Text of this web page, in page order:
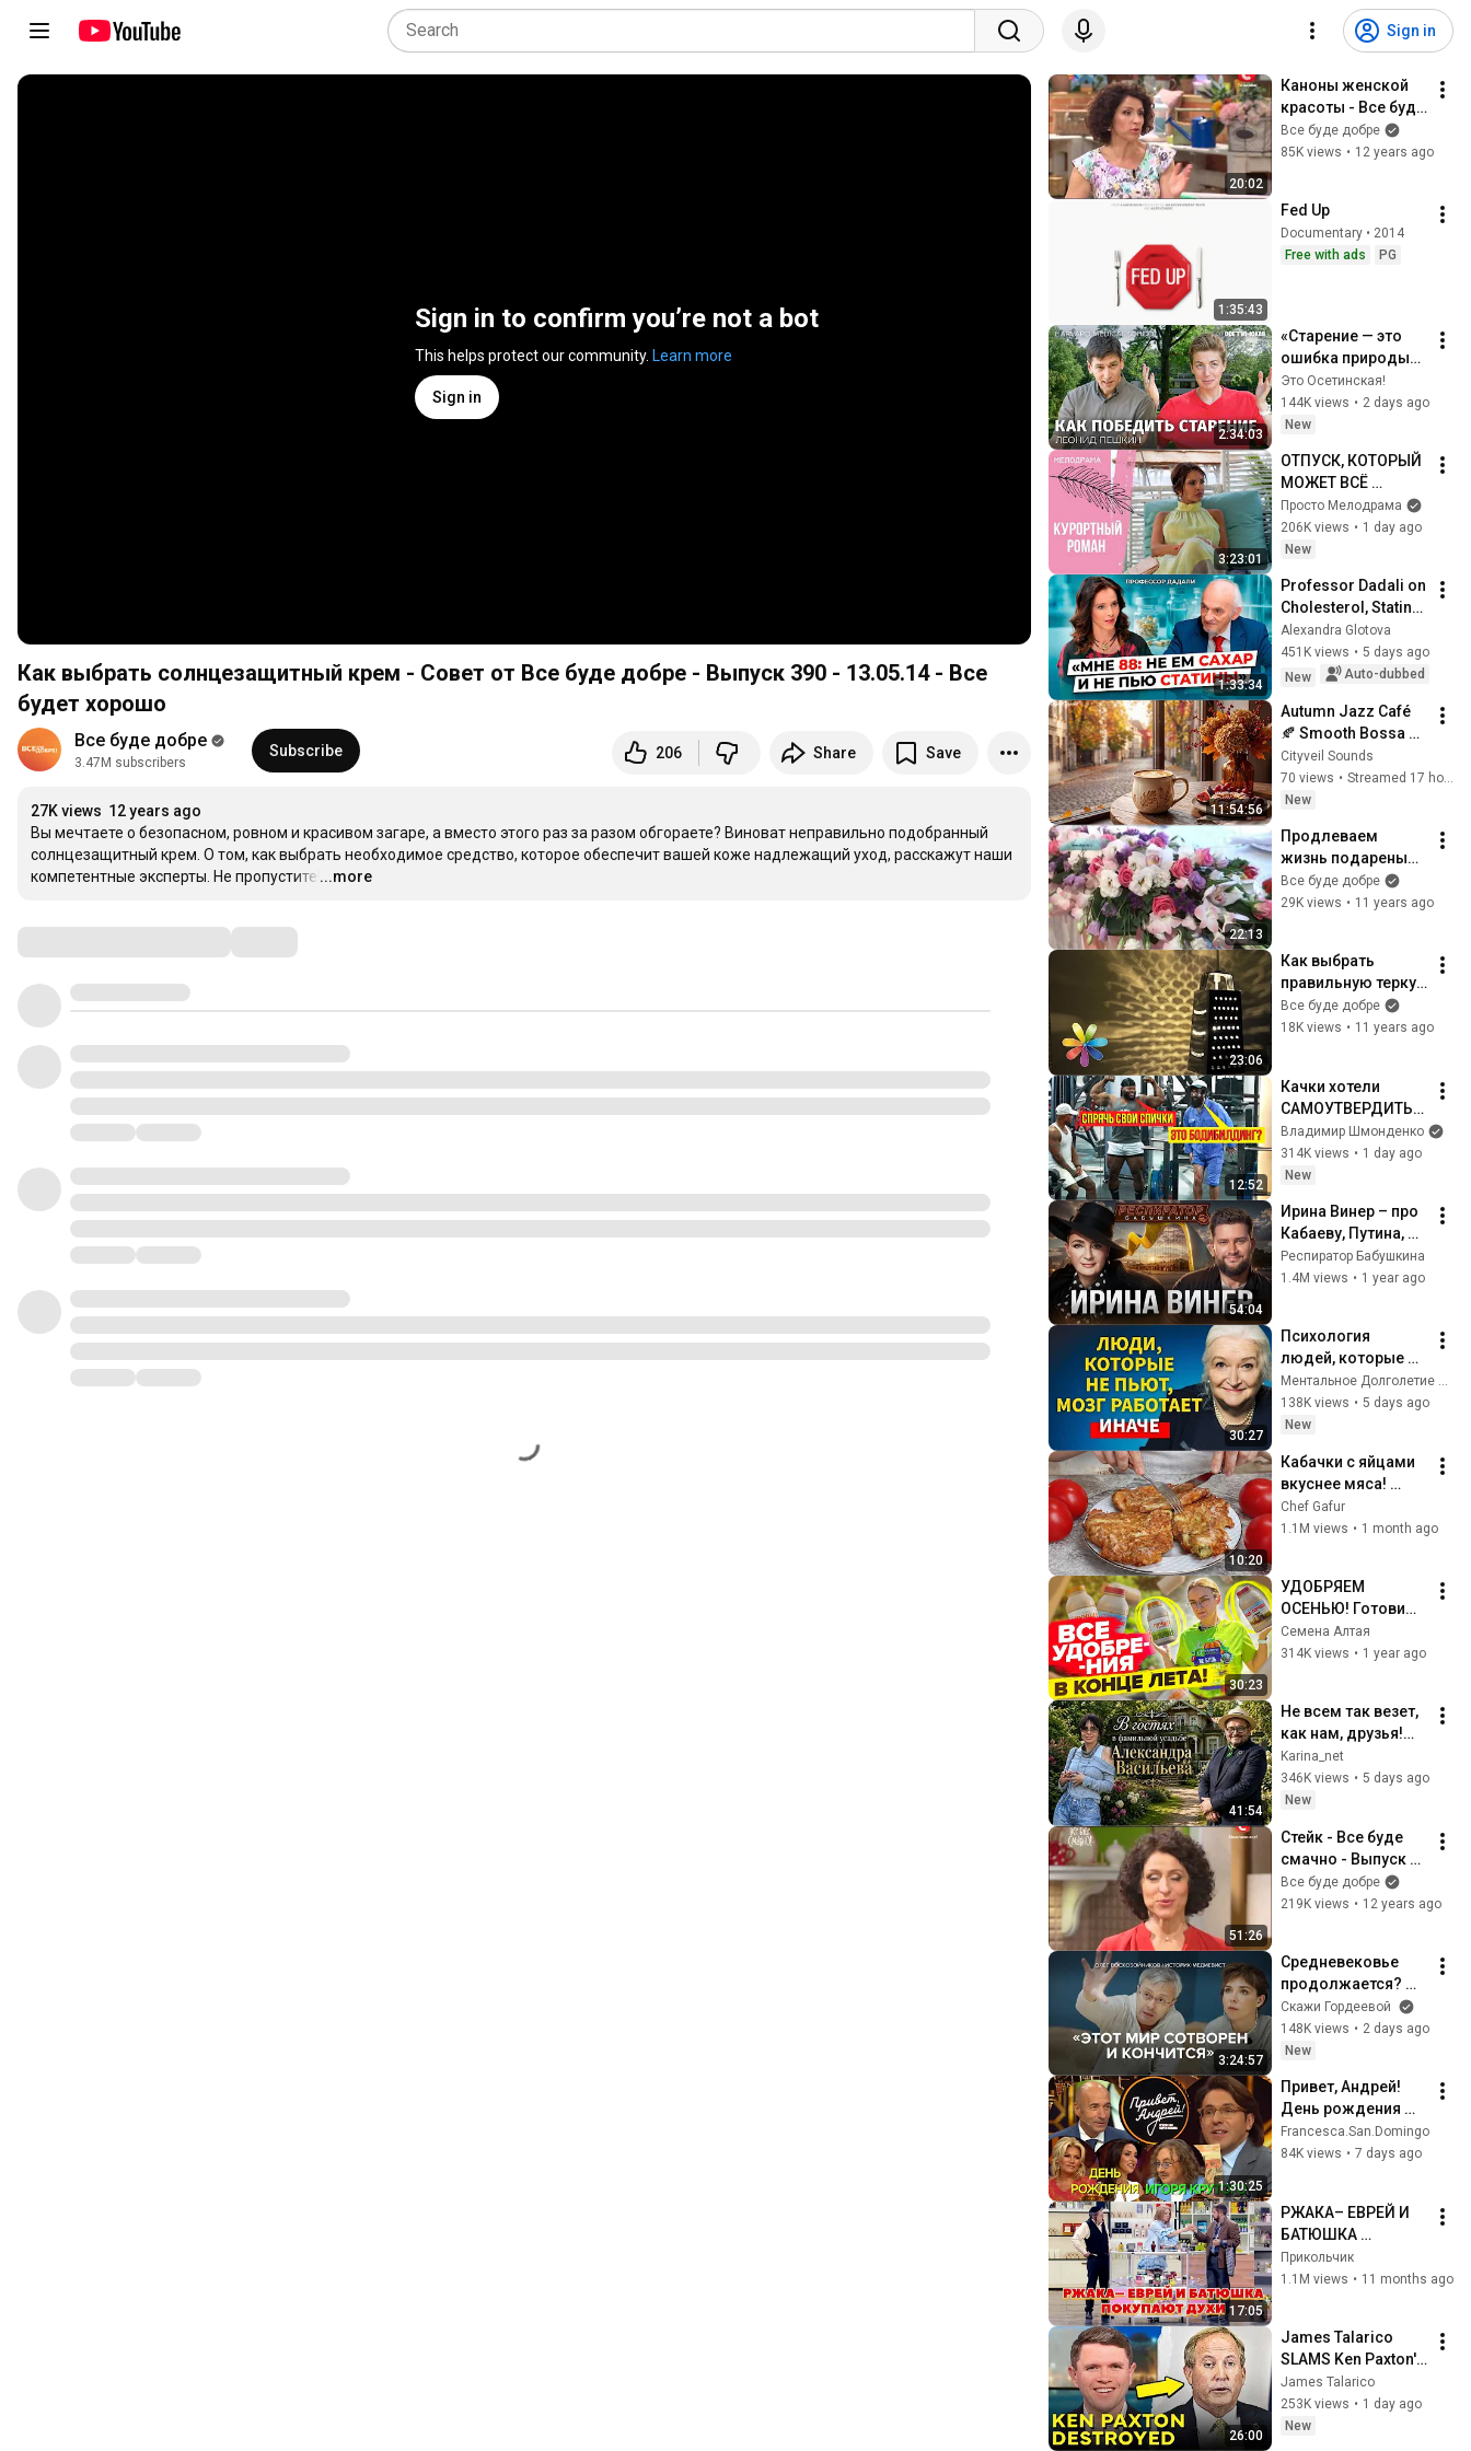
Sign in
Sign in to confirm you’re not a bot
This helps protect our community. Learn more
Sign in
Как выбрать солнцезащитный крем - Совет от Все буде добре - Выпуск 390 - 13.05.14 - Все
будет хорошо
Все буде добре
3.47M subscribers
Subscribe 206 Share Save
27K views 12 years ago
Вы мечтаете о безопасном, ровном и красивом загаре, а вместо этого раз за разом обгораете? Виноват неправильно подобранный
солнцезащитный крем. О том, как выбрать необходимое средство, которое обеспечит вашей коже надлежащий уход, расскажут наши
компетентные эксперты. Не пропустите! …
...more
20:02
Каноны женской
красоты - Все буде
добре - Выпуск 246
- 03.09.2013 - Все
Все буде добре
85K views • 12 years ago
1:35:43
Fed Up
Documentary • 2014
Free with ads
PG
2:34:03
«Старение — это
ошибка природы».
Большой разговор
с ученым из
Гарварда
Это Осетинская!
144K views • 2 days ago
New
3:23:01
ОТПУСК, КОТОРЫЙ
МОЖЕТ ВСЁ
ИЗМЕНИТЬ!
Курортный роман.
Все серии
Просто Мелодрама
206K views • 1 day ago
New
1:33:34
Professor Dadali on
Cholesterol, Statins,
Heart Health,
Thyroid,
Osteoporosis,
an...
Alexandra Glotova
451K views • 5 days ago
New
Auto-dubbed
11:54:56
Autumn Jazz Café
🍂 Smooth Bossa
Nova Music for
Reading, Study &
Focus
Cityveil Sounds
70 views •
Streamed 17 hours ago
New
22:13
Продлеваем
жизнь подареным
цветам - Все буде
добре - Выпуск 559
Все буде добре
29K views • 11 years ago
23:06
Как выбрать
правильную терку -
Все буде добре -
Выпуск 549 -
Все буде добре
18K views • 11 years ago
12:52
Качки хотели
САМОУТВЕРДИТЬС
Я, НО... | ANATOLY
Gym Prank
Владимир Шмонденко
314K views • 1 day ago
New
54:04
Ирина Винер – про
Кабаеву, Путина,
страх войны,
политику в спорте,
Респиратор Бабушкина
1.4M views • 1 year ago
30:27
Психология
людей, которые НЕ
пьют алкоголь
(согласно
нейронауке) |
Черниговская
Ментальное Долголетие and 2 more
138K views • 5 days ago
New
10:20
Кабачки с яйцами
вкуснее мяса!
Мало кто знает
секрет! Бабушка
Chef Gafur
1.1M views • 1 month ago
30:23
УДОБРЯЕМ
ОСЕНЬЮ! Готовим
грядки под чеснок,
увеличиваем
Семена Алтая
314K views • 1 year ago
41:54
Не всем так везет,
как нам, друзья!
Мы в фамильном
поместье
Александра
.
Karina_net
346K views • 5 days ago
New
51:26
Стейк - Все буде
смачно - Выпуск 18
(Полный выпуск) -
28.12.13 - Все
Все буде добре
219K views • 12 years ago
3:24:57
Средневековье
продолжается?
Медиевист Олег
Воскобойников в
«Скажи
Скажи Гордеевой
148K views • 2 days ago
New
1:30:25
Привет, Андрей!
День рождения
Игоря Крутого
Выпуск 08.09.2018
Francesca.San.Domingo
84K views • 7 days ago
17:05
РЖАКА– ЕВРЕЙ И
БАТЮШКА
ПОКУПАЮТ ДУХИ
Прикольчик
1.1M views • 11 months ago
26:00
James Talarico
SLAMS Ken Paxton's
Corruption LIVE ON
AIR
James Talarico
253K views • 1 day ago
New